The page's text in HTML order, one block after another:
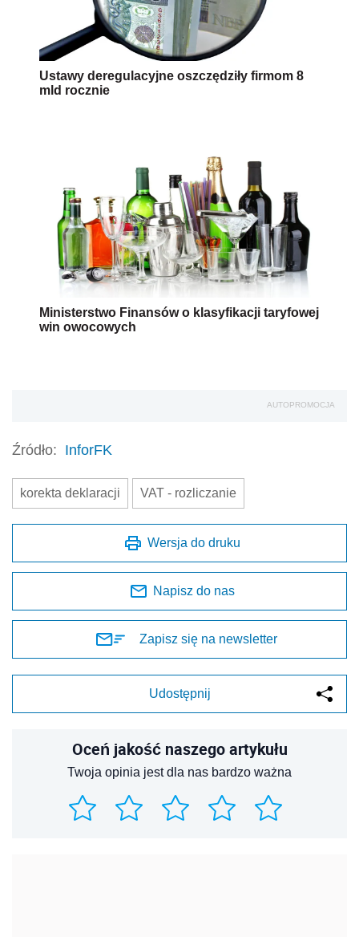
Ustawy deregulacyjne oszczędziły firmom 8
mld rocznie
Ministerstwo Finansów o klasyfikacji taryfowej
win owocowych
AUTOPROMOCJA
Źródło: InforFK
korekta deklaracji VAT - rozliczanie
Wersja do druku
Napisz do nas
Zapisz się na newsletter
Udostępnij
Oceń jakość naszego artykułu
Twoja opinia jest dla nas bardzo ważna